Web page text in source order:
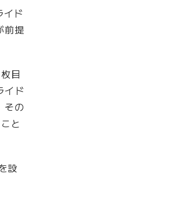
ド
前提
目
イド
その
と
設